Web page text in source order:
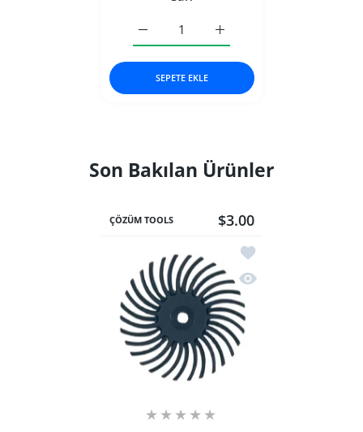
Bristle Disk 80 19 mm
Bristle Disk 80 19 mm Sarı Default Title
SEPETE EKLE
Son Bakılan Ürünler
ÇÖZÜM TOOLS $3.00
İstek listesine ekle
Hızlı Görünüm